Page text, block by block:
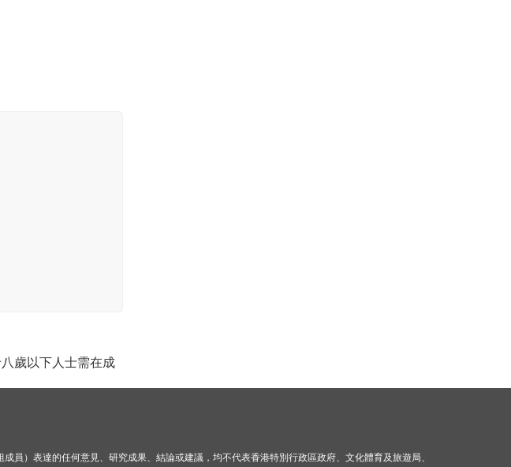
歲以下人士需在成
）表達的任何意見、研究成果、結論或建議，均不代表香港特別行政區政府、文化體育及旅遊局、